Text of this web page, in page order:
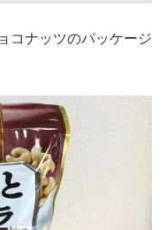
コナッツのパッケージ